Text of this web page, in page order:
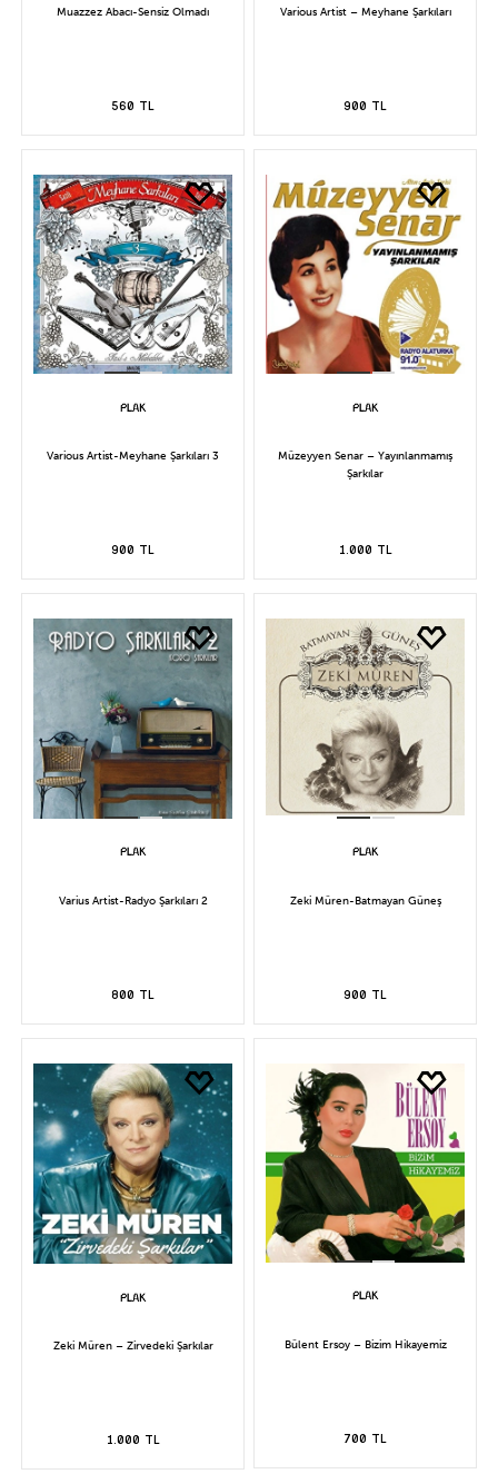
Muazzez Abacı-Sensiz Olmadı
560 TL
Various Artist – Meyhane Şarkıları
900 TL
Various Artist-Meyhane Şarkıları 3
900 TL
Müzeyyen Senar – Yayınlanmamış
Şarkılar
1.000 TL
Varius Artist-Radyo Şarkıları 2
800 TL
Zeki Müren-Batmayan Güneş
900 TL
Zeki Müren – Zirvedeki Şarkılar
1.000 TL
Bülent Ersoy – Bizim Hikayemiz
700 TL